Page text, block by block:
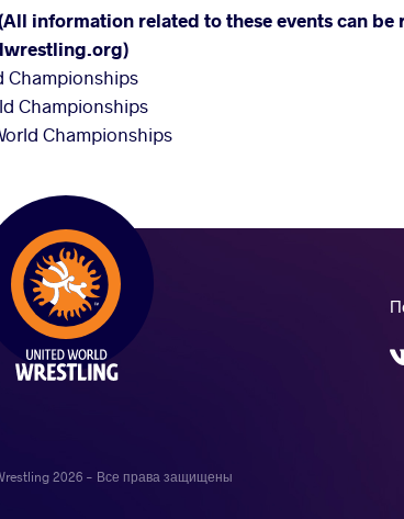
information related to these events can be
Championships
Championships
Championships
2026 - Все права защищены